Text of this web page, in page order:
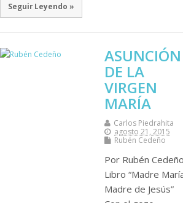
Seguir Leyendo »
ASUNCIÓN
DE LA
VIRGEN
MARÍA
Carlos Piedrahita
agosto 21, 2015
Rubén Cedeño
Por Rubén
Libro “Madre
Madre de Jesús”